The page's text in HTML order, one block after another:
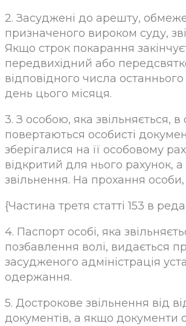
2. Засуджені до арешту,
призначеного вироком суду,
Якщо строк покарання
передвихідний або
відповідного числа
день цього місяця.
3. З особою, яка звільняється,
повертаються особисті
зберігалися на її особовому
відкритий для нього рахунок,
звільнення. На прохання особи,
{Частина третя статті 153 в
4. Паспорт особі, яка
позбавлення волі, видається
засудженого адміністрація
одержання.
5. Дострокове звільнення від
документів, а якщо документи